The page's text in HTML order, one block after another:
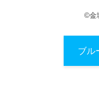
©金
ブル